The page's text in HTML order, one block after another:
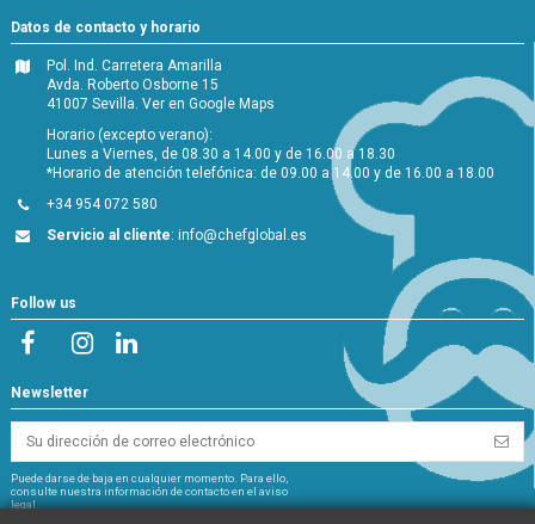
Datos de contacto y horario
Pol. Ind. Carretera Amarilla
Avda. Roberto Osborne 15
41007 Sevilla.Ver en Google Maps
Horario (excepto verano):
Lunes a Viernes, de 08.30 a 14.00 y de 16.00 a 18.30
*Horario de atención telefónica: de 09.00 a 14.00 y de 16.00 a 18.00
+34 954 072 580
Servicio al cliente:info@chefglobal.es
Follow us
Newsletter
Puede darse de baja en cualquier momento. Para ello,
consulte nuestra información de contacto en el aviso
legal.